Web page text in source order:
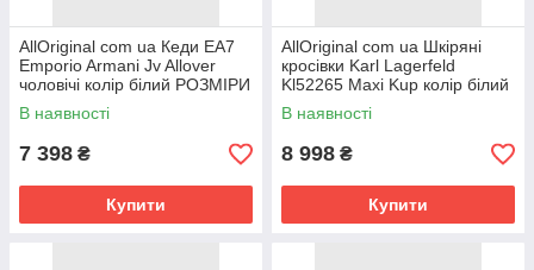
AllOriginal com ua Кеди EA7
Emporio Armani Jv Allover
чоловічі колір білий РОЗМІРИ
ЗАПИТУЙТЕ
В наявності
7 398 ₴
Купити
AllOriginal com ua Шкіряні
кросівки Karl Lagerfeld
Kl52265 Maxi Kup колір білий
РОЗМІРИ ЗАПИТУЙТЕ
В наявності
8 998 ₴
Купити